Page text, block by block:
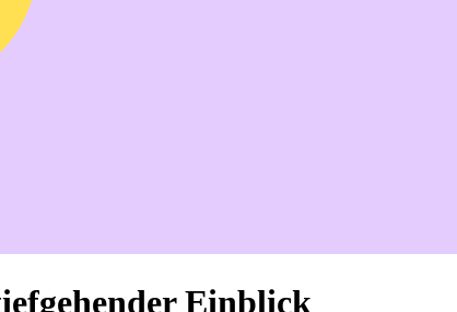
Einblick